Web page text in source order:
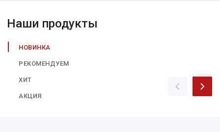
Наши продукты
НОВИНКА
РЕКОМЕНДУЕМ
ХИТ
АКЦИЯ